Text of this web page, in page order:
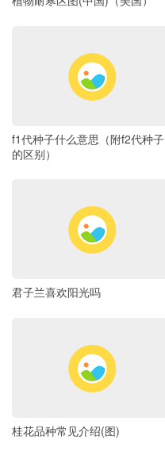
f1代种子什么意思（附f2代种子
的区别）
君子兰喜欢阳光吗
桂花品种常见介绍(图)